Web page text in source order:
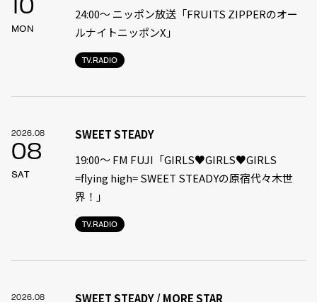
10
MON
TV.RADIO
24:00〜 ニッポン放送「FRUITS ZIPPERのオー
ルナイトニッポンX」
2026.08
08
SAT
TV.RADIO
SWEET STEADY
19:00〜 FM FUJI「GIRLS♥GIRLS♥GIRLS
=flying high= SWEET STEADYの原宿代々木世
界！」
2026.08
SWEET STEADY / MORE STAR